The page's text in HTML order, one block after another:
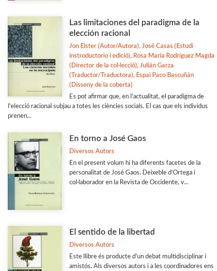
Las limitaciones del paradigma de la
elección racional
Jon Elster (Autor/Autora), José Casas (Estudi
instroductorio i edició), Rosa María Rodríguez Magda
(Director de la col·lecció), Julián Garza
(Traductor/Traductora), Espai Paco Bascuñán
(Disseny de la coberta)
Es pot afirmar que, en l'actualitat, el paradigma de
l'elecció racional subjau a totes les ciències socials. El cas que els individus
prenen...
En torno a José Gaos
Diversos Autors
En el present volum hi ha diferents facetes de la
personalitat de José Gaos. Deixeble d'Ortega i
col·laborador en la Revista de Occidente, v...
El sentido de la libertad
Diversos Autors
Este llibre és producte d'un debat multidisciplinar i
amistós. Als diversos autors i a les coordinadores ens